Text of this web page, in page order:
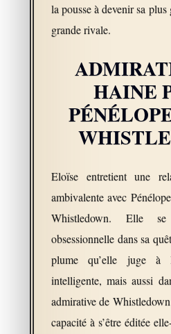
la pousse à devenir sa
grande rivale.
HAINE
Eloïse entretient une
ambivalente avec
Whistledown. Elle
obsessionnelle dans sa
plume qu’elle juge à
intelligente, mais aussi
admirative de
capacité à s’être éditée